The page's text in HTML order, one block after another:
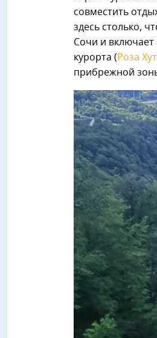
совместить
здесь столько,
Сочи и включает
курорта ( Роза
прибрежной